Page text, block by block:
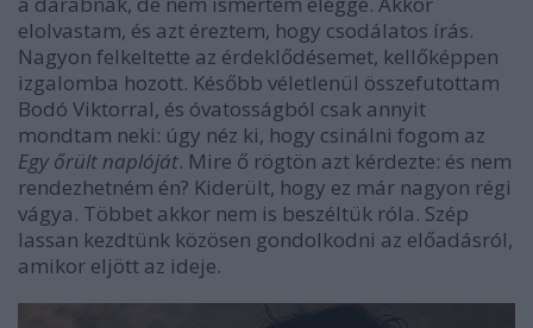
elolvastam, és azt éreztem, hogy csodálatos írás.
Nagyon felkeltette az érdeklődésemet, kellőképpen
izgalomba hozott. Később véletlenül összefutottam
Bodó Viktorral, és óvatosságból csak annyit
mondtam neki: úgy néz ki, hogy csinálni fogom az
Egy őrült naplóját. Mire ő rögtön azt kérdezte: és nem
rendezhetném én? Kiderült, hogy ez már nagyon régi
vágya. Többet akkor nem is beszéltük róla. Szép
lassan kezdtünk közösen gondolkodni az előadásról,
amikor eljött az ideje.